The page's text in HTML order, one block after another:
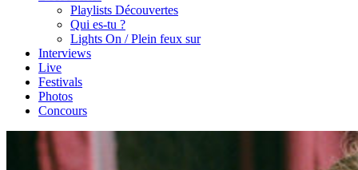
Playlists Découvertes
Qui es-tu ?
Lights On / Plein feux sur
Interviews
Live
Festivals
Photos
Concours